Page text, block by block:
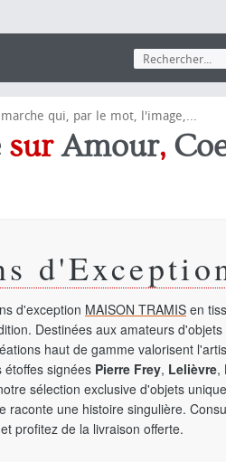
qui, par le mot, l'image,...
surAmour,
d'exception MAISON TRAMIS en
Destinées aux amateurs
haut de gamme valorisent
signées Pierre Frey, Lelièvre,
sélection exclusive d'objets
raconte une histoire singulière.
et profitez de la livraison offerte.